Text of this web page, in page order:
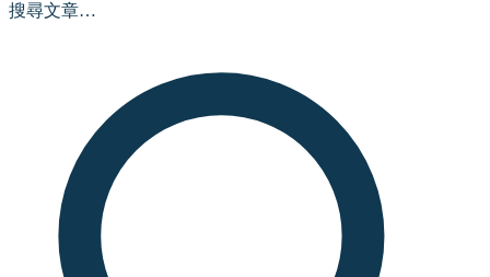
搜尋文章…